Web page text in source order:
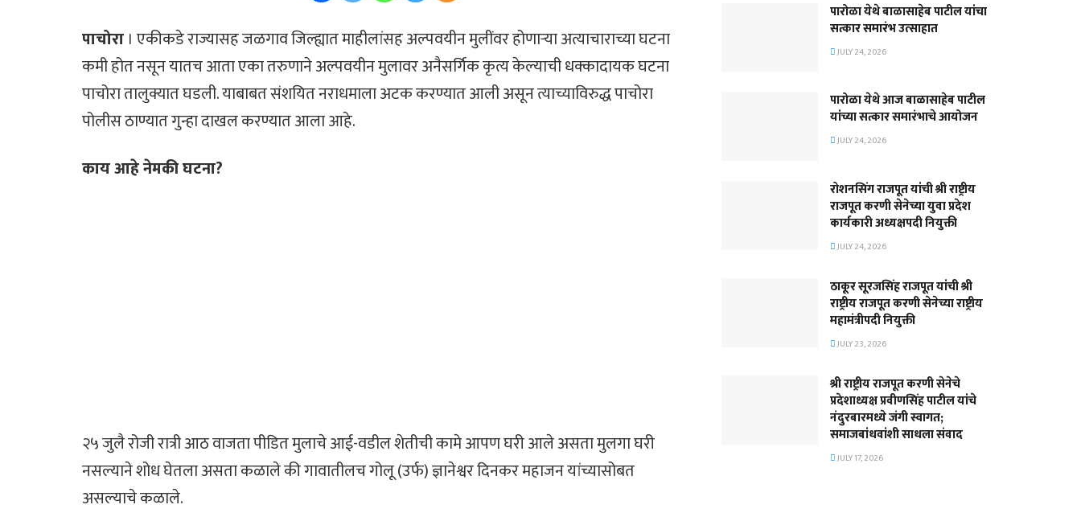
पाचोरा । एकीकडे राज्यासह जळगाव जिल्ह्यात माहीलांसह अल्पवयीन मुलींवर होणाऱ्या अत्याचाराच्या घटना
कमी होत नसून यातच आता एका तरुणाने अल्पवयीन मुलावर अनैसर्गिक कृत्य केल्याची धक्कादायक घटना
पाचोरा तालुक्यात घडली. याबाबत संशयित नराधमाला अटक करण्यात आली असून त्याच्याविरुद्ध पाचोरा
पोलीस ठाण्यात गुन्हा दाखल करण्यात आला आहे.
काय आहे नेमकी घटना?
२५ जुलै रोजी रात्री आठ वाजता पीडित मुलाचे आई-वडील शेतीची कामे आपण घरी आले असता मुलगा घरी
नसल्याने शोध घेतला असता कळाले की गावातीलच गोलू (उर्फ) ज्ञानेश्वर दिनकर महाजन यांच्यासोबत
असल्याचे कळाले.
पारोळा येथे बाळासाहेब पाटील यांचा
सत्कार समारंभ उत्साहात
JULY 24, 2026
पारोळा येथे आज बाळासाहेब पाटील
यांच्या सत्कार समारंभाचे आयोजन
JULY 24, 2026
रोशनसिंग राजपूत यांची श्री राष्ट्रीय
राजपूत करणी सेनेच्या युवा प्रदेश
कार्यकारी अध्यक्षपदी नियुक्ती
JULY 24, 2026
ठाकूर सूरजसिंह राजपूत यांची श्री
राष्ट्रीय राजपूत करणी सेनेच्या राष्ट्रीय
महामंत्रीपदी नियुक्ती
JULY 23, 2026
श्री राष्ट्रीय राजपूत करणी सेनेचे
प्रदेशाध्यक्ष प्रवीणसिंह पाटील यांचे
नंदुरबारमध्ये जंगी स्वागत;
समाजबांधवांशी साधला संवाद
JULY 17, 2026